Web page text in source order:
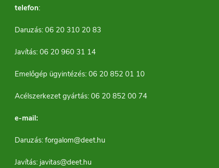
telefon:
Daruzás: 06 20 310 20 83
Javítás: 06 20 960 31 14
Emelőgép ügyintézés: 06 20 852 01 10
Acélszerkezet gyártás: 06 20 852 00 74
e-mail:
Daruzás: forgalom@deet.hu
Javítás: javitas@deet.hu